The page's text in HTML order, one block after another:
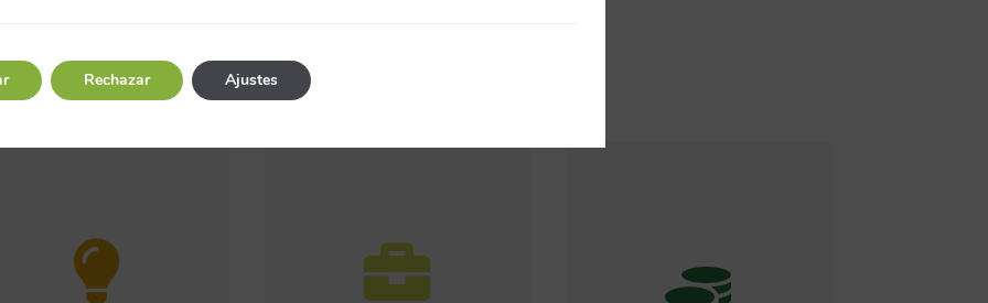
profesionales.
Encuentros entre
socios, comparten
diario digital Gestión
en Red, el Instituto de
Responsabilidad Social,
Mediante iniciativas
Rechazar Ajustes